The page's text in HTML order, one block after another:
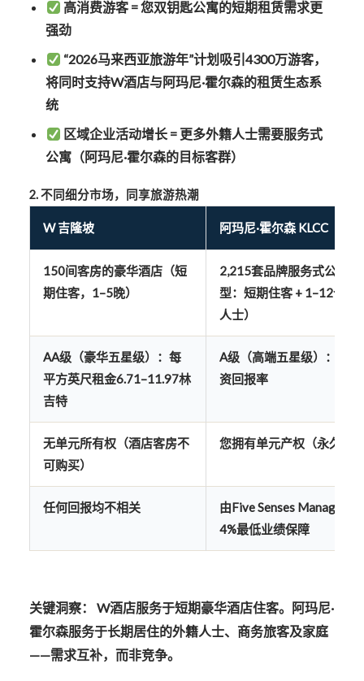
高消费游客= 您双钥匙公寓的短期租赁需求更
强劲
“2026马来西亚旅游年”计划吸引4300万游客，
将同时支持W酒店与阿玛尼·霍尔森的租赁生态系
统
区域企业活动增长= 更多外籍人士需要服务式
公寓（阿玛尼·霍尔森的目标客群）
2. 不同细分市场，同享旅游热潮
W 吉隆坡 阿玛尼·霍尔森 KLCC
150间客房的豪华酒店 （短
期住客，1–5晚）
2,215套品牌服务式公寓
型：短期住客 + 1–12个月
人士）
AA级（豪华五星级） ：每
平方英尺租金6.71–11.97林
吉特
A级（高端五星级） ：
资回报率
无单元所有权 （酒店客房不
可购买）
您拥有单元产权 （永久产
任何回报均不相关
由Five Senses
4%最低业绩保障
关键洞察： W酒店服务于短期豪华酒店住客。阿玛尼·
霍尔森服务于长期居住的外籍人士、商务旅客及家庭
——需求互补，而非竞争。